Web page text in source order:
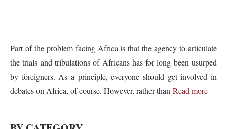
Part of the problem facing Africa is that the agency to articulate
the trials and tribulations of Africans has for long been usurped
by foreigners. As a principle, everyone should get involved in
debates on Africa, of course. However, rather than Read more